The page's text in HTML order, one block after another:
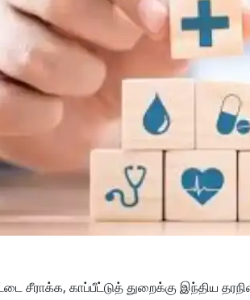
சீராக்க, காப்பீட்டுத் துறைக்கு இந்திய